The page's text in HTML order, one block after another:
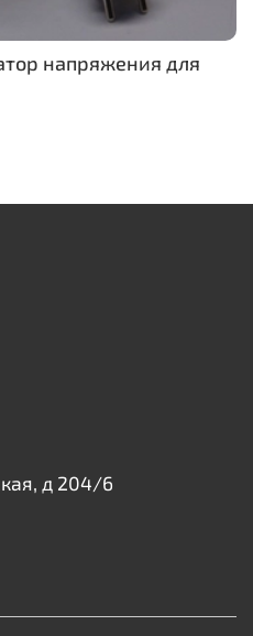
напряжения для
д 204/6